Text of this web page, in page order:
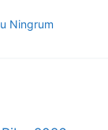
Ningrum